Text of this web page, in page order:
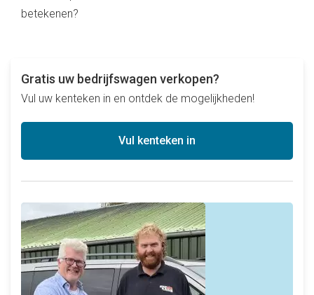
betekenen?
Gratis uw bedrijfswagen verkopen?
Vul uw kenteken in en ontdek de mogelijkheden!
Vul kenteken in